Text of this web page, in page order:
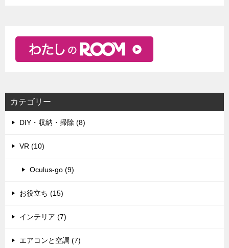
カテゴリー
DIY・収納・掃除 (8)
VR (10)
Oculus-go (9)
お役立ち (15)
インテリア (7)
エアコンと空調 (7)